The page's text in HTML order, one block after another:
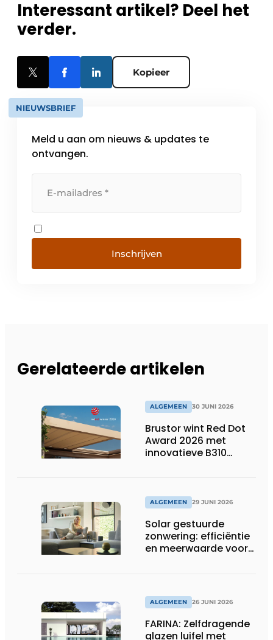
Interessant artikel? Deel het
verder.
Kopieer
NIEUWSBRIEF
Meld u aan om nieuws & updates te
ontvangen.
Inschrijven
Gerelateerde artikelen
ALGEMEEN 30 JUNI 2026
Brustor wint Red Dot
Award 2026 met
innovatieve B310
ALGEMEEN 29 JUNI 2026
Solar gestuurde
zonwering: efficiëntie
en meerwaarde voor
ALGEMEEN 26 JUNI 2026
FARINA: Zelfdragende
glazen luifel met